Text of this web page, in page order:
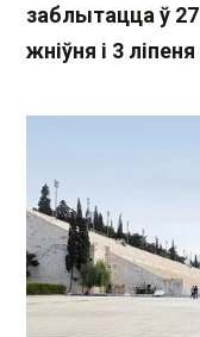
заблытацца ў 27
жніўня і 3 ліпеня